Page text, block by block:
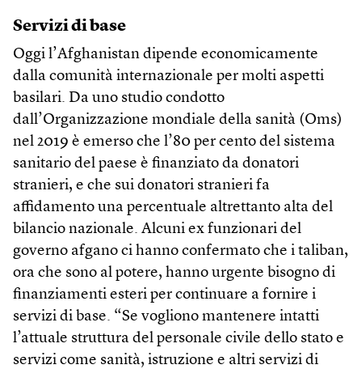
Servizi di base
Oggi l’Afghanistan dipende economicamente
dalla comunità internazionale per molti aspetti
basilari. Da uno studio condotto
dall’Organizzazione mondiale della sanità (Oms)
nel 2019 è emerso che l’80 per cento del sistema
sanitario del paese è finanziato da donatori
stranieri, e che sui donatori stranieri fa
affidamento una percentuale altrettanto alta del
bilancio nazionale. Alcuni ex funzionari del
governo afgano ci hanno confermato che i taliban,
ora che sono al potere, hanno urgente bisogno di
finanziamenti esteri per continuare a fornire i
servizi di base. “Se vogliono mantenere intatti
l’attuale struttura del personale civile dello stato e
servizi come sanità, istruzione e altri servizi di